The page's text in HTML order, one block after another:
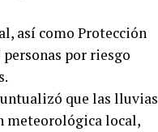
así como Protección
por riesgo
que las lluvias
meteorológica local,